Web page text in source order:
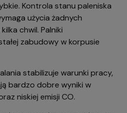
Kontrola stanu paleniska
użycia żadnych
chwil. Palniki
zabudowy w korpusie
stabilizuje warunki pracy,
bardzo dobre wyniki w
niskiej emisji CO.